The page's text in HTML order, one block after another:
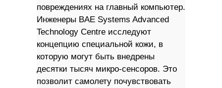
повреждениях на главный компьютер.
Инженеры BAE Systems Advanced
Technology Centre исследуют
концепцию специальной кожи, в
которую могут быть внедрены
десятки тысяч микро-сенсоров. Это
позволит самолету почувствовать